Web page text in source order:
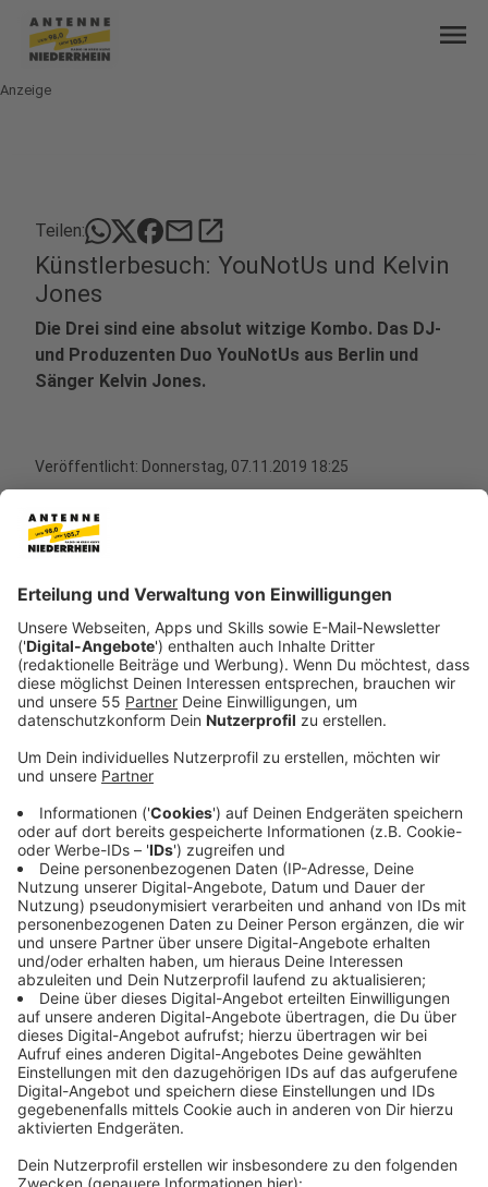
menu
Anzeige
Teilen: mailopen_in_new
Künstlerbesuch: YouNotUs und Kelvin
Jones
Die Drei sind eine absolut witzige Kombo. Das DJ-
und Produzenten Duo YouNotUs aus Berlin und
Sänger Kelvin Jones.
Veröffentlicht: Donnerstag, 07.11.2019 18:25
Anzeige
Allein die Geschichte, wie sie sich kennenlernten ist
sehr unterhaltsam. YouNotUs haben gegen Kelvin bei
einem Benefizturnier Fußball gespielt. Die drei haben
sich super verstanden und beschlossen mal
musikalisch was gemeinsam zu machen. Leider haben
sie Kelvin mit einem anderen Sänger verwechselt und
beim falschen Management nach dem Kontakt
gefragt. Inzwischen lachen alle drei laut darüber, denn
sie haben sich dann doch gefunden und sind
inzwischen neben der beruflichen Verbindung auch
privat gut miteinander befreundet.
Kelvin Jones, eigentlich aus Simbabwe stammend, hat
lange in London gelebt, ist vor einem Jahr dann aber
nach Berlin gezogen. "Um den besten Döner zu finden",
ist seine erste Begründung, wieder mit einem lauten
Lachen. Denn hauptsächlich ging es ihm darum, nicht
mehr für jede Aufnahme und jeden Track mit YouNotUs
hin und her fliegen zu müssen. Die drei schreiben schon
länger Songs zusammen und haben mit "Only thing we
know" und der aktuellen Single "Seventeen" auch zwei
gemeinsame Singles rausgebracht. Die
Zusammenarbeit macht allen großen Spaß, das merkt